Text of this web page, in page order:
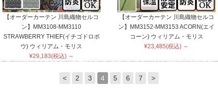
【オーダーカーテン 川島織物セルコ
ン】MM3108-MM3110
STRAWBERRY THIEF(イチゴドロボ
ウ) ウィリアム・モリス
¥29,183(税込) ～
【オーダーカーテン 川島織物セルコ
ン】MM3152-MM3153 ACORN(エイ
コーン) ウィリアム・モリス
¥23,485(税込) ～
< 2 3 4 5 6 7 >